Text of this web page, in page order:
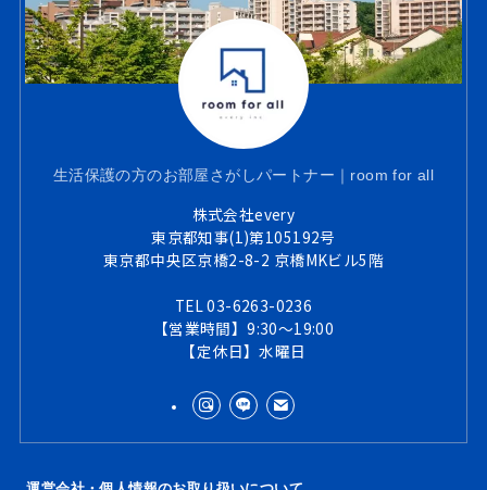
生活保護の方のお部屋さがしパートナー｜room for all
株式会社every
東京都知事(1)第105192号
東京都中央区京橋2-8-2 京橋MKビル5階
TEL 03-6263-0236
【営業時間】9:30～19:00
【定休日】水曜日